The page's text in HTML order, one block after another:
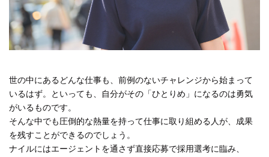
テーマ別
#人事からのメッセージ #安心をつくる仕組み
注目の記事
面接で転職理由はどう話すべき？面接官が聞きた
い、模範解答ではない「本音」
2023.08.01
世の中にあるどんな仕事も、前例のないチャレンジから始まって
いるはず。といっても、自分がその「ひとりめ」になるのは勇気
がいるものです。
そんな中でも圧倒的な熱量を持って仕事に取り組める人が、成果
を残すことができるのでしょう。
ナイルにはエージェントを通さず直接応募で採用選考に臨み、